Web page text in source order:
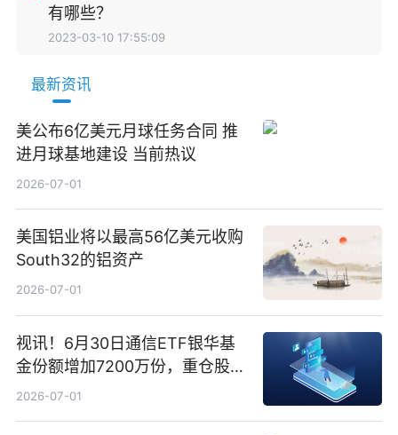
有哪些？
2023-03-10 17:55:09
最新资讯
美公布6亿美元月球任务合同 推
进月球基地建设 当前热议
2026-07-01
美国铝业将以最高56亿美元收购
South32的铝资产
2026-07-01
视讯！6月30日通信ETF银华基
金份额增加7200万份，重仓股新
易盛、中际旭创、立讯精密
2026-07-01